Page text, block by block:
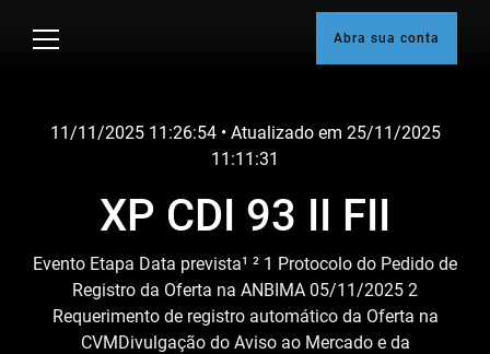
Abra sua conta
11/11/2025 11:26:54• Atualizado em 25/11/2025
11:11:31
XP CDI 93 II FII
Evento Etapa Data prevista¹ ² 1 Protocolo do Pedido de
Registro da Oferta na ANBIMA 05/11/2025 2
Requerimento de registro automático da Oferta na
CVMDivulgação do Aviso ao Mercado e da